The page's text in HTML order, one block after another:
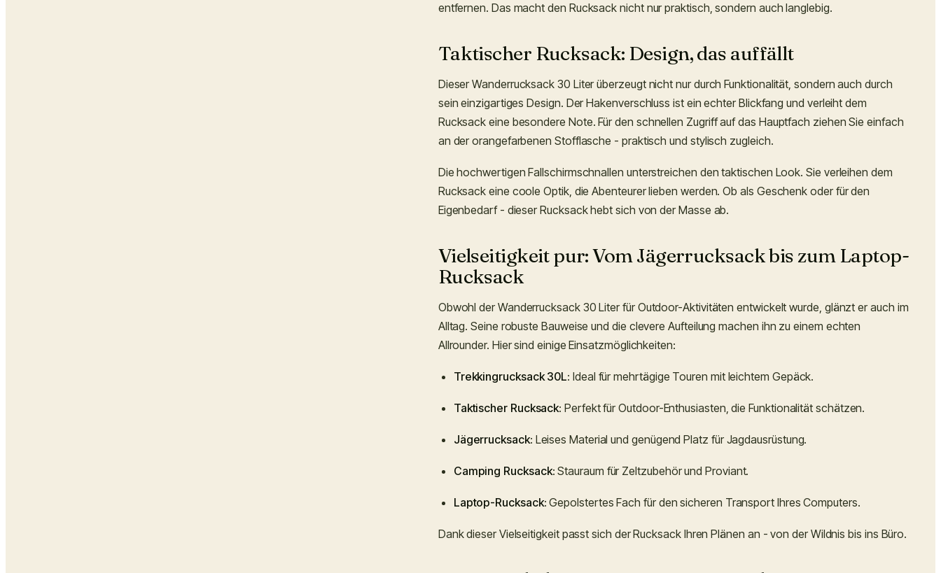
entfernen. Das macht den Rucksack nicht nur praktisch, sondern auch langlebig.
Taktischer Rucksack: Design, das auffällt
Dieser Wanderrucksack 30 Liter überzeugt nicht nur durch Funktionalität, sondern auch durch
sein einzigartiges Design. Der Hakenverschluss ist ein echter Blickfang und verleiht dem
Rucksack eine besondere Note. Für den schnellen Zugriff auf das Hauptfach ziehen Sie einfach
an der orangefarbenen Stofflasche - praktisch und stylisch zugleich.
Die hochwertigen Fallschirmschnallen unterstreichen den taktischen Look. Sie verleihen dem
Rucksack eine coole Optik, die Abenteurer lieben werden. Ob als Geschenk oder für den
Eigenbedarf - dieser Rucksack hebt sich von der Masse ab.
Vielseitigkeit pur: Vom Jägerrucksack bis zum Laptop-
Rucksack
Obwohl der Wanderrucksack 30 Liter für Outdoor-Aktivitäten entwickelt wurde, glänzt er auch im
Alltag. Seine robuste Bauweise und die clevere Aufteilung machen ihn zu einem echten
Allrounder. Hier sind einige Einsatzmöglichkeiten:
Trekkingrucksack 30L: Ideal für mehrtägige Touren mit leichtem Gepäck.
Taktischer Rucksack: Perfekt für Outdoor-Enthusiasten, die Funktionalität schätzen.
Jägerrucksack: Leises Material und genügend Platz für Jagdausrüstung.
Camping Rucksack: Stauraum für Zeltzubehör und Proviant.
Laptop-Rucksack: Gepolstertes Fach für den sicheren Transport Ihres Computers.
Dank dieser Vielseitigkeit passt sich der Rucksack Ihren Plänen an - von der Wildnis bis ins Büro.